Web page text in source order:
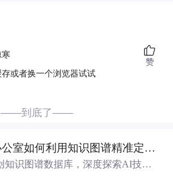
或者换一个浏览器试试
赞
——到底了——
高校技术转移办公室如何利用知识图谱精准定位产业需求与技术适配点？.docx
知识图谱数据库，深度探索AI技术